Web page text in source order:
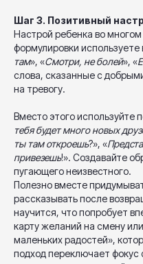
Шаг 3. Позитивный
Настрой ребенка во многом
формулировки используете
там», «Смотри, не болей», «
слова, сказанные с
на тревогу.
Вместо этого используйте
тебя будет много новых
ты там откроешь?», «
привезешь!». Создавайте
пугающего неизвестного.
Полезно вместе
рассказывать после
научится, что попробует
карту желаний на смену
маленьких радостей»,
подход переключает фокус